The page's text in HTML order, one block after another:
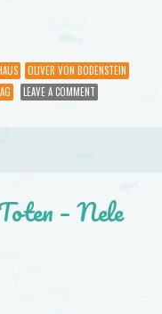
OLIVER VON BODENSTEIN
LEAVE A COMMENT
– Nele